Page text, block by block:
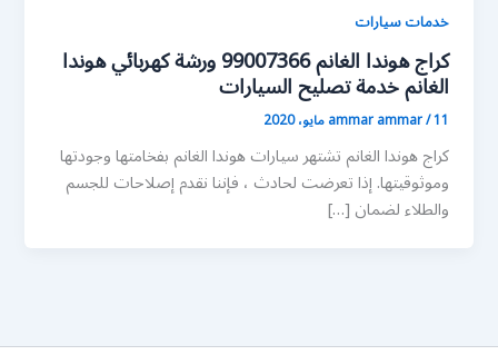
خدمات سيارات
كراج هوندا الغانم 99007366 ورشة كهربائي هوندا
الغانم خدمة تصليح السيارات
ammar ammar/11 مايو، 2020
كراج هوندا الغانم تشتهر سيارات هوندا الغانم بفخامتها وجودتها
وموثوقيتها. إذا تعرضت لحادث ، فإننا نقدم إصلاحات للجسم
والطلاء لضمان […]